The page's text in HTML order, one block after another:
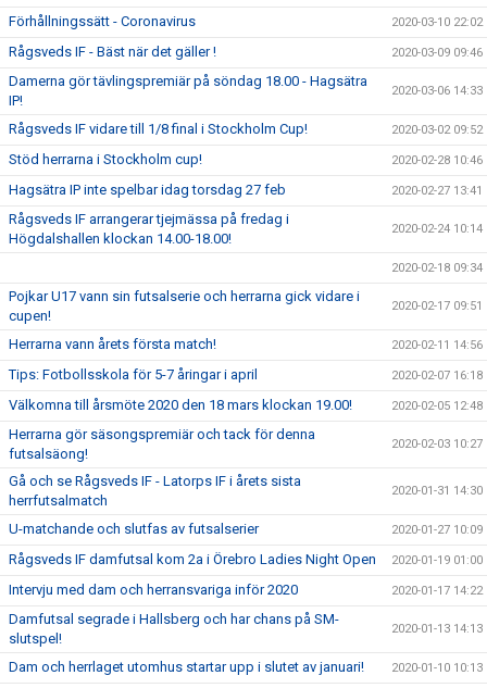
Förhållningssätt - Coronavirus 2020-03-10 22:02
Rågsveds IF - Bäst när det gäller ! 2020-03-09 09:46
Damerna gör tävlingspremiär på söndag 18.00 - Hagsätra
IP!
2020-03-06 14:33
Rågsveds IF vidare till 1/8 final i Stockholm Cup! 2020-03-02 09:52
Stöd herrarna i Stockholm cup! 2020-02-28 10:46
Hagsätra IP inte spelbar idag torsdag 27 feb 2020-02-27 13:41
Rågsveds IF arrangerar tjejmässa på fredag i
Högdalshallen klockan 14.00-18.00!
2020-02-24 10:14
2020-02-18 09:34
Pojkar U17 vann sin futsalserie och herrarna gick vidare i
cupen!
2020-02-17 09:51
Herrarna vann årets första match! 2020-02-11 14:56
Tips: Fotbollsskola för 5-7 åringar i april 2020-02-07 16:18
Välkomna till årsmöte 2020 den 18 mars klockan 19.00! 2020-02-05 12:48
Herrarna gör säsongspremiär och tack för denna
futsalsäong!
2020-02-03 10:27
Gå och se Rågsveds IF - Latorps IF i årets sista
herrfutsalmatch
2020-01-31 14:30
U-matchande och slutfas av futsalserier 2020-01-27 10:09
Rågsveds IF damfutsal kom 2a i Örebro Ladies Night Open 2020-01-19 01:00
Intervju med dam och herransvariga inför 2020 2020-01-17 14:22
Damfutsal segrade i Hallsberg och har chans på SM-
slutspel!
2020-01-13 14:13
Dam och herrlaget utomhus startar upp i slutet av januari! 2020-01-10 10:13